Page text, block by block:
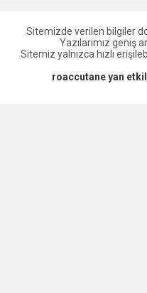
Sitemizde verilen bilgiler
Yazılarımız geniş
Sitemiz yalnızca hızlı
roaccutane yan